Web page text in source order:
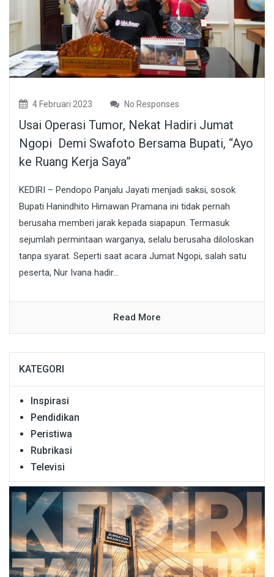
4 Februari 2023 No Responses
Usai Operasi Tumor, Nekat Hadiri Jumat
Ngopi Demi Swafoto Bersama Bupati, “Ayo
ke Ruang Kerja Saya”
KEDIRI – Pendopo Panjalu Jayati menjadi saksi, sosok
Bupati Hanindhito Himawan Pramana ini tidak pernah
berusaha memberi jarak kepada siapapun. Termasuk
sejumlah permintaan warganya, selalu berusaha diloloskan
tanpa syarat. Seperti saat acara Jumat Ngopi, salah satu
peserta, Nur Ivana hadir...
Read More
KATEGORI
Inspirasi
Pendidikan
Peristiwa
Rubrikasi
Televisi